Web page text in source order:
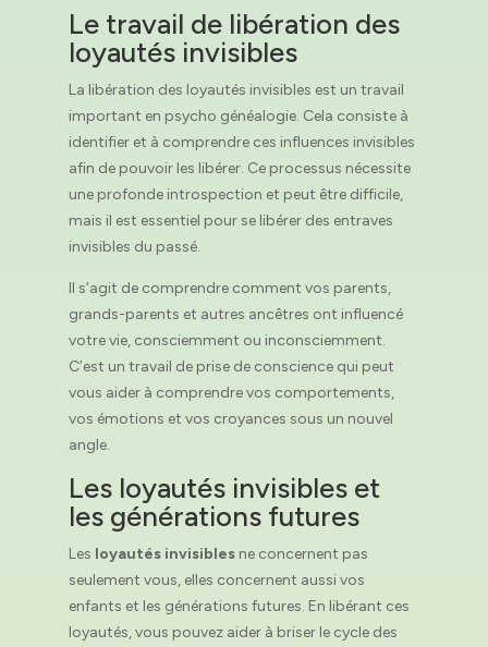
Le travail de libération des
loyautés invisibles
La libération des loyautés invisibles est un travail
important en psycho généalogie. Cela consiste à
identifier et à comprendre ces influences invisibles
afin de pouvoir les libérer. Ce processus nécessite
une profonde introspection et peut être difficile,
mais il est essentiel pour se libérer des entraves
invisibles du passé.
Il s’agit de comprendre comment vos parents,
grands-parents et autres ancêtres ont influencé
votre vie, consciemment ou inconsciemment.
C’est un travail de prise de conscience qui peut
vous aider à comprendre vos comportements,
vos émotions et vos croyances sous un nouvel
angle.
Les loyautés invisibles et
les générations futures
Les loyautés invisiblesne concernent pas
seulement vous, elles concernent aussi vos
enfants et les générations futures. En libérant ces
loyautés, vous pouvez aider à briser le cycle des